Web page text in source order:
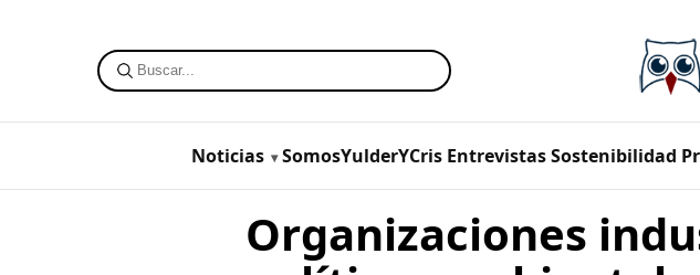
Noticias SomosYulderYCris Entrevistas Sostenibilidad
Organizaciones